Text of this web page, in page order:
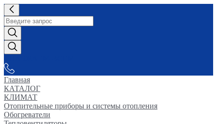
Главная
КАТАЛОГ
КЛИМАТ
Отопительные приборы и системы отопления
Обогреватели